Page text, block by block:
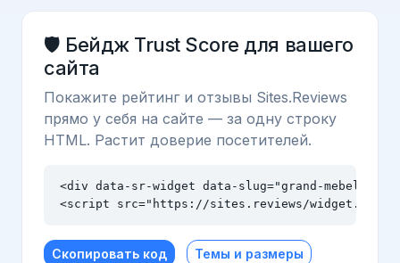
🛡️ Бейдж Trust Score для вашего
сайта
Покажите рейтинг и отзывы Sites.Reviews
прямо у себя на сайте — за одну строку
HTML. Растит доверие посетителей.
<div data-sr-widget data-slug="grand-
<script src="https://sites.reviews/widget.js"
Скопировать код Темы и размеры